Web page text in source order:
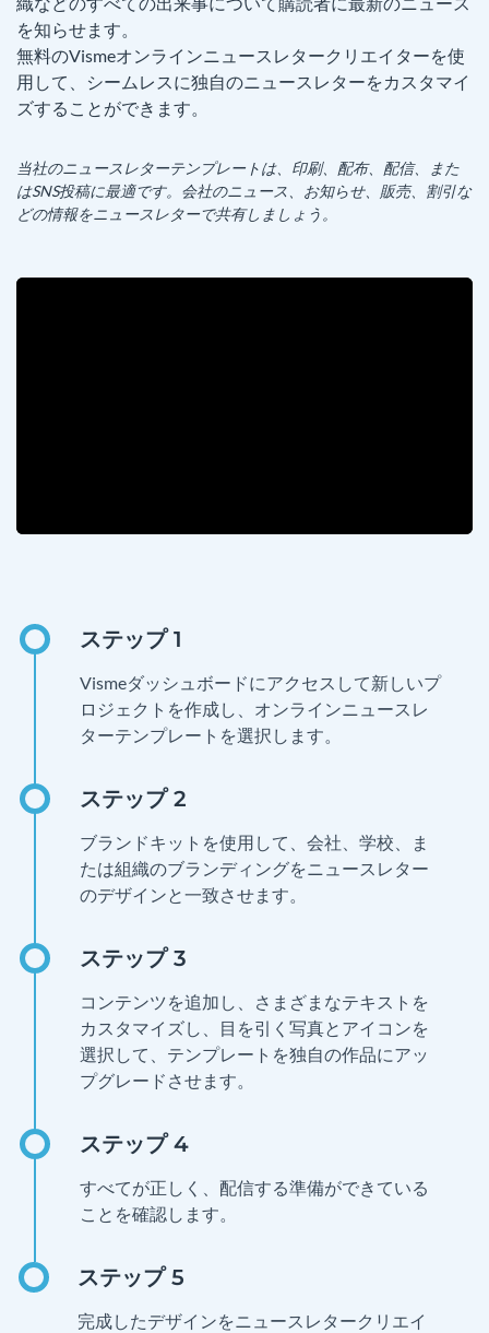
を知らせます。
無料のVismeオンラインニュースレタークリエイターを使
用して、シームレスに独自のニュースレターをカスタマイ
ズすることができます。
当社のニュースレターテンプレートは、印刷、配布、配信、また
はSNS投稿に最適です。会社のニュース、お知らせ、販売、割引な
どの情報をニュースレターで共有しましょう。
Vismeダッシュボードにアクセスして新しいプ
ロジェクトを作成し、オンラインニュースレ
ターテンプレートを選択します。
ブランドキットを使用して、会社、学校、ま
たは組織のブランディングをニュースレター
のデザインと一致させます。
コンテンツを追加し、さまざまなテキストを
カスタマイズし、目を引く写真とアイコンを
選択して、テンプレートを独自の作品にアッ
プグレードさせます。
すべてが正しく、配信する準備ができている
ことを確認します。
完成したデザインをニュースレタークリエイ